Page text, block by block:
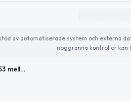
av automatiserade system och externa
noggranna kontroller kan
Vägarbete på väg 1753 mellan Tvehöga och Lya avslutat